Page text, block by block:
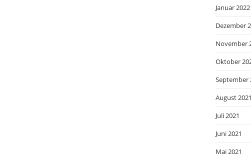
Januar 2022
Dezember
November
Oktober
September
August 2021
Juli 2021
Juni 2021
Mai 2021